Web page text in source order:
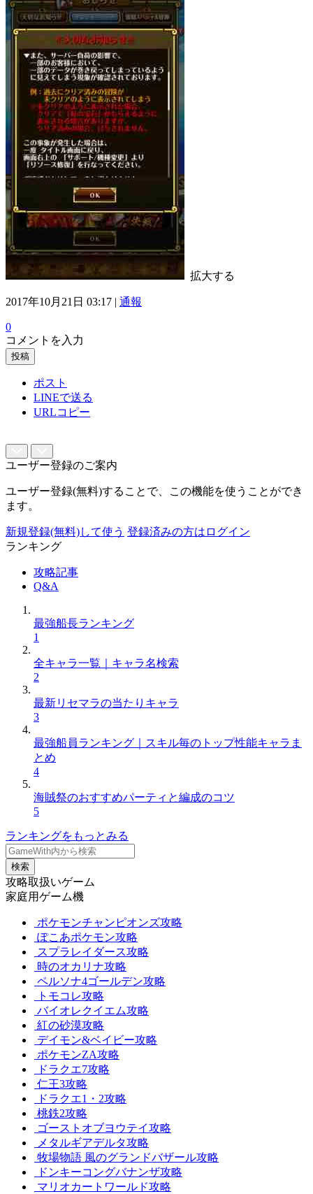
拡大する
2017年10月21日 03:17 | 通報
0
コメントを入力
投稿
ポスト
LINEで送る
URLコピー
ユーザー登録のご案内
ユーザー登録(無料)することで、この機能を使うことができ
ます。
新規登録(無料)して使う 登録済みの方はログイン
ランキング
攻略記事
Q&A
最強船長ランキング
1
全キャラ一覧｜キャラ名検索
2
最新リセマラの当たりキャラ
3
最強船員ランキング｜スキル毎のトップ性能キャラま
とめ
4
海賊祭のおすすめパーティと編成のコツ
5
ランキングをもっとみる
検索
攻略取扱いゲーム
家庭用ゲーム機
ポケモンチャンピオンズ攻略
ぽこあポケモン攻略
スプラレイダース攻略
時のオカリナ攻略
ペルソナ4ゴールデン攻略
トモコレ攻略
バイオレクイエム攻略
紅の砂漠攻略
デイモン&ベイビー攻略
ポケモンZA攻略
ドラクエ7攻略
仁王3攻略
ドラクエ1・2攻略
桃鉄2攻略
ゴーストオブヨウテイ攻略
メタルギアデルタ攻略
牧場物語 風のグランドバザール攻略
ドンキーコングバナンザ攻略
マリオカートワールド攻略